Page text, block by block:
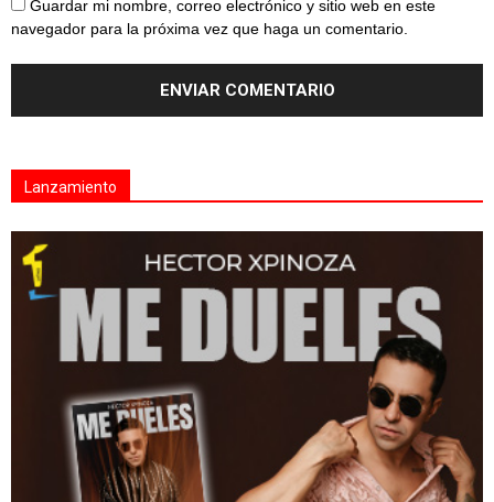
Guardar mi nombre, correo electrónico y sitio web en este
navegador para la próxima vez que haga un comentario.
Lanzamiento